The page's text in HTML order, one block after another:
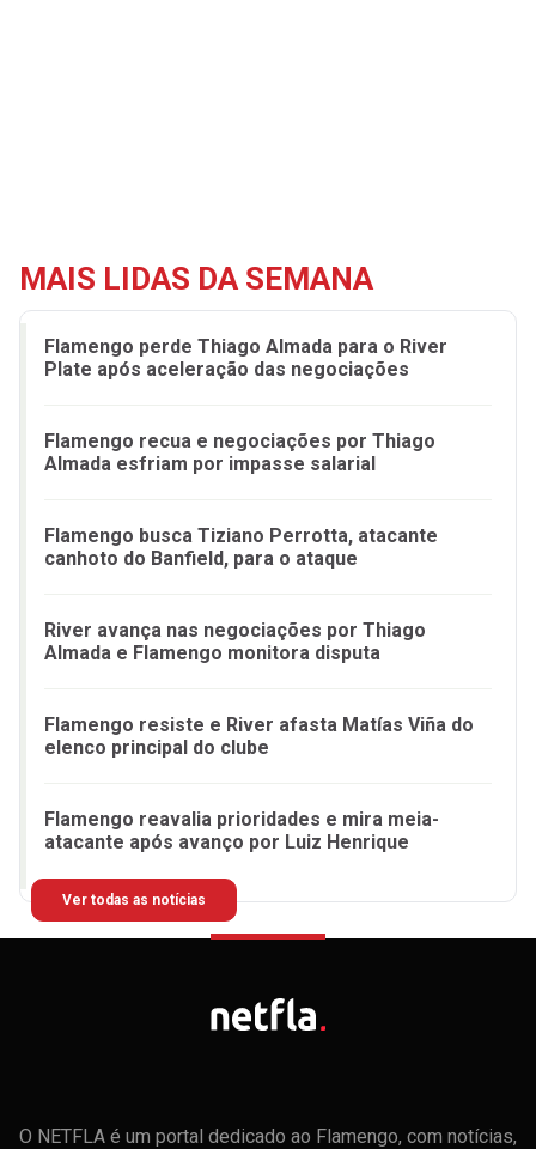
MAIS LIDAS DA SEMANA
Flamengo perde Thiago Almada para o River
Plate após aceleração das negociações
Flamengo recua e negociações por Thiago
Almada esfriam por impasse salarial
Flamengo busca Tiziano Perrotta, atacante
canhoto do Banfield, para o ataque
River avança nas negociações por Thiago
Almada e Flamengo monitora disputa
Flamengo resiste e River afasta Matías Viña do
elenco principal do clube
Flamengo reavalia prioridades e mira meia-
atacante após avanço por Luiz Henrique
Ver todas as notícias
O NETFLA é um portal dedicado ao Flamengo, com notícias,